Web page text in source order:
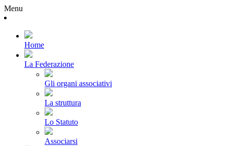
Menu
Home
La Federazione
Gli organi associativi
La struttura
Lo Statuto
Associarsi